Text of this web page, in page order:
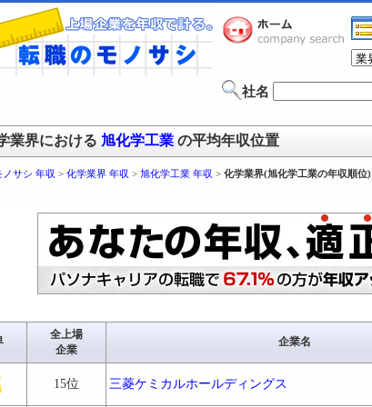
社名
業界における 旭化学工業 の平均年収位置
ノサシ 年収 > 化学業界 年収 > 旭化学工業 年収 > 化学業界(旭化学工業の年収順位)
全上場
企業
企業名
15位 三菱ケミカルホールディングス